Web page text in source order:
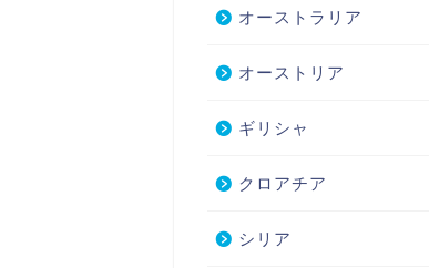
オーストラリア
オーストリア
ギリシャ
クロアチア
シリア